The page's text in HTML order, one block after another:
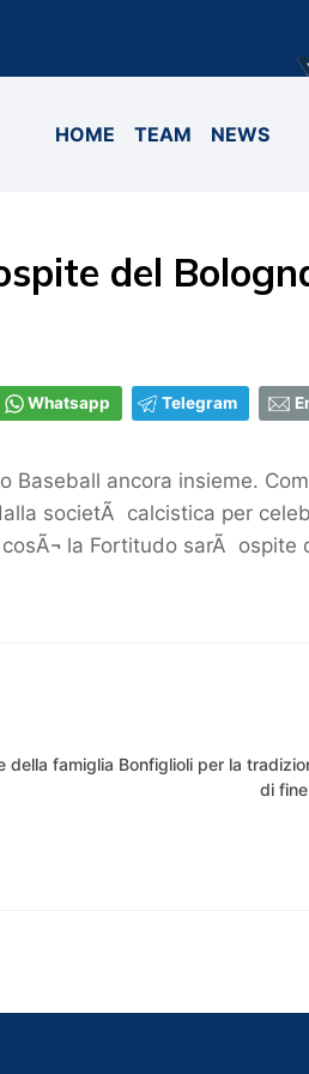
HOME TEAM NEWS
del
Whatsapp Telegram
Baseball ancora insieme.
societÃ calcistica per
la Fortitudo sarÃ ospite
della famiglia Bonfiglioli per la
di